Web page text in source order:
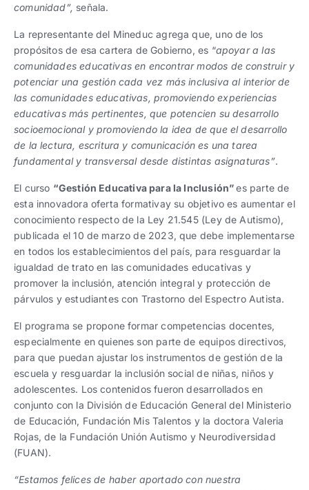
comunidad”, señala.
La representante del Mineduc agrega que, uno de los
propósitos de esa cartera de Gobierno, es “apoyar a las
comunidades educativas en encontrar modos de construir y
potenciar una gestión cada vez más inclusiva al interior de
las comunidades educativas, promoviendo experiencias
educativas más pertinentes, que potencien su desarrollo
socioemocional y promoviendo la idea de que el desarrollo
de la lectura, escritura y comunicación es una tarea
fundamental y transversal desde distintas asignaturas”.
El curso “Gestión Educativa para la Inclusión”es parte de
esta innovadora oferta formativay su objetivo es aumentar el
conocimiento respecto de la Ley 21.545 (Ley de Autismo),
publicada el 10 de marzo de 2023, que debe implementarse
en todos los establecimientos del país, para resguardar la
igualdad de trato en las comunidades educativas y
promover la inclusión, atención integral y protección de
párvulos y estudiantes con Trastorno del Espectro Autista.
El programa se propone formar competencias docentes,
especialmente en quienes son parte de equipos directivos,
para que puedan ajustar los instrumentos de gestión de la
escuela y resguardar la inclusión social de niñas, niños y
adolescentes. Los contenidos fueron desarrollados en
conjunto con la División de Educación General del Ministerio
de Educación, Fundación Mis Talentos y la doctora Valeria
Rojas, de la Fundación Unión Autismo y Neurodiversidad
(FUAN).
“Estamos felices de haber aportado con nuestra